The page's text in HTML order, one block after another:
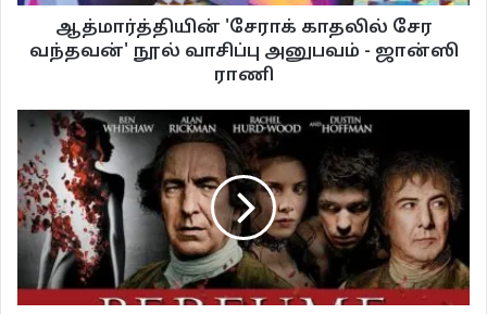
அக்கதைத்தன்மையின் யதார்த்த பிரக்ஞையின் சூழலில் விரிந்திடும்
கதாப்பாத்திரங்கள் தனக்கான உணர்வுகளையும், சொற்களையும்,
மௌனத்தையும் வெளிப்படுத்துவதே ஆகச்சிறந்த சினிமா மொழியின்
இவைகளையே தன் சினிமாவின் எல்லாப் படங்களிலும் பயன்படுத்தி வெகு
காலத்திற்கு முன்பே நம் வெளியில் எடுத்துக் காண்பித்திருந்தார் அவர். மேலும்
யதார்த்த வகை சினிமாக்களின் வழியே சிறிதான இசைப்பரப்பை துல்லியமான
இடங்களில் பகிர்ந்து அதன் அனுபவப்பரப்பை மாற்றிக் காண்பித்திருக்கிறார்.
ஆத்மார்த்தியின் 'சேராக் காதலில் சேர
வந்தவன்' நூல் வாசிப்பு அனுபவம் - ஜான்ஸி
ராணி